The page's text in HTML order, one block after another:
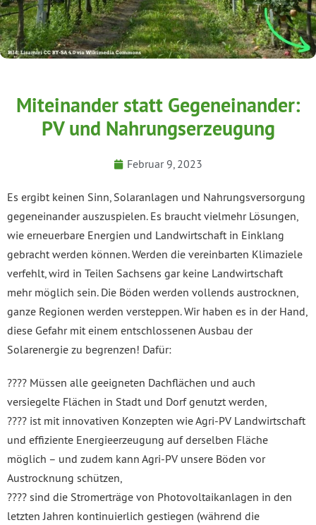
Miteinander statt Gegeneinander:
PV und Nahrungserzeugung
Februar 9, 2023
Es ergibt keinen Sinn, Solaranlagen und Nahrungsversorgung
gegeneinander auszuspielen. Es braucht vielmehr Lösungen,
wie erneuerbare Energien und Landwirtschaft in Einklang
gebracht werden können. Werden die vereinbarten Klimaziele
verfehlt, wird in Teilen Sachsens gar keine Landwirtschaft
mehr möglich sein. Die Böden werden vollends austrocknen,
ganze Regionen werden versteppen. Wir haben es in der Hand,
diese Gefahr mit einem entschlossenen Ausbau der
Solarenergie zu begrenzen! Dafür:
???? Müssen alle geeigneten Dachflächen und auch
versiegelte Flächen in Stadt und Dorf genutzt werden,
???? ist mit innovativen Konzepten wie Agri-PV Landwirtschaft
und effiziente Energieerzeugung auf derselben Fläche
möglich – und zudem kann Agri-PV unsere Böden vor
Austrocknung schützen,
???? sind die Stromerträge von Photovoltaikanlagen in den
letzten Jahren kontinuierlich gestiegen (während die